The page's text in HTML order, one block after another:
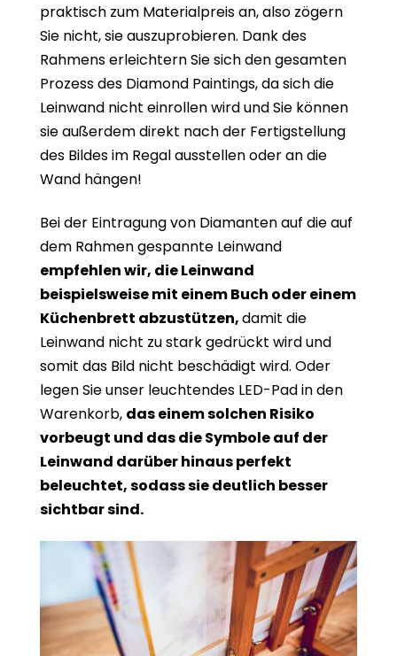
praktisch zum Materialpreis an, also zögern
Sie nicht, sie auszuprobieren. Dank des
Rahmens erleichtern Sie sich den gesamten
Prozess des Diamond Paintings, da sich die
Leinwand nicht einrollen wird und Sie können
sie außerdem direkt nach der Fertigstellung
des Bildes im Regal ausstellen oder an die
Wand hängen!
Bei der Eintragung von Diamanten auf die auf
dem Rahmen gespannte Leinwand
empfehlen wir, die Leinwand
beispielsweise mit einem Buch oder einem
Küchenbrett abzustützen,damit die
Leinwand nicht zu stark gedrückt wird und
somit das Bild nicht beschädigt wird. Oder
legen Sie unser leuchtendes LED-Pad in den
Warenkorb, das einem solchen Risiko
vorbeugt und das die Symbole auf der
Leinwand darüber hinaus perfekt
beleuchtet, sodass sie deutlich besser
sichtbar sind.